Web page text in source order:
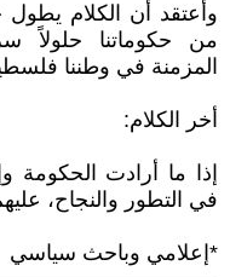
وأعتقد أن الكلام
من حكوماتنا حلولاً
المزمنة في وطننا
أخر الكلام:
إذا ما أرادت الحكومة
في التطور والنجاح،
*إعلامي وباحث سياسي